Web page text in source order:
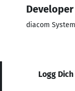
Developer
diacom
Logg